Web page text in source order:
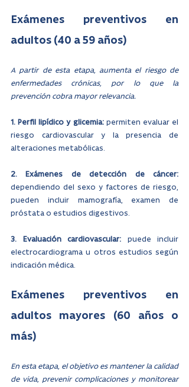
Exámenes preventivos en
adultos (40 a 59 años)
A partir de esta etapa, aumenta el riesgo de
enfermedades crónicas, por lo que la
prevención cobra mayor relevancia.
1. Perfil lipídico y glicemia: permiten evaluar el
riesgo cardiovascular y la presencia de
alteraciones metabólicas.
dependiendo del sexo y factores de riesgo,
pueden incluir mamografía, examen de
próstata o estudios digestivos.
3. Evaluación cardiovascular: puede incluir
electrocardiograma u otros estudios según
indicación médica.
Exámenes preventivos en
adultos mayores (60 años o
más)
En esta etapa, el objetivo es mantener la calidad
de vida, prevenir complicaciones y monitorear